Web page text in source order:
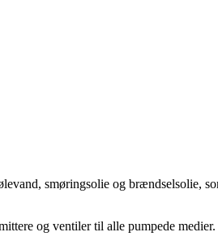
smøringsolie og brændselsolie,
og ventiler til alle pumpede